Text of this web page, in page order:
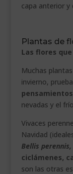
capa anterior y
Plantas de
Las flores
Muchas
invierno,
nevadas y el
Vivaces
Navidad
Bellis perennis,
ciclámenes,
son las otras